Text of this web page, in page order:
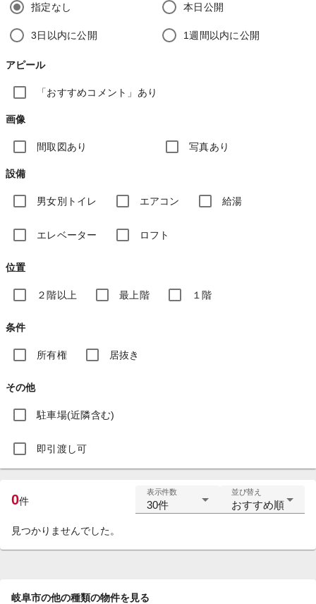
指定なし 本日公開
3日以内に公開 1週間以内に公開
アピール
「おすすめコメント」あり
画像
間取図あり 写真あり
設備
男女別トイレ エアコン 給湯
エレベーター ロフト
位置
２階以上 最上階 １階
条件
所有権 居抜き
その他
駐車場(近隣含む)
即引渡し可
0件
表示件数
30件
並び替え
おすすめ順
見つかりませんでした。
岐阜市の他の種類の物件を見る